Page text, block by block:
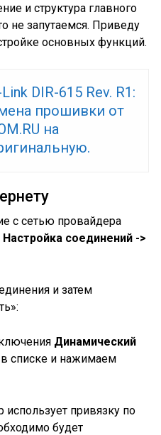
и структура главного
не запутаемся. Приведу
основных функций.
Link DIR-615 Rev. R1:
прошивки от
на
с сетью провайдера
Настройка соединений ->
и затем
Динамический
списке и нажимаем
привязку по
будет